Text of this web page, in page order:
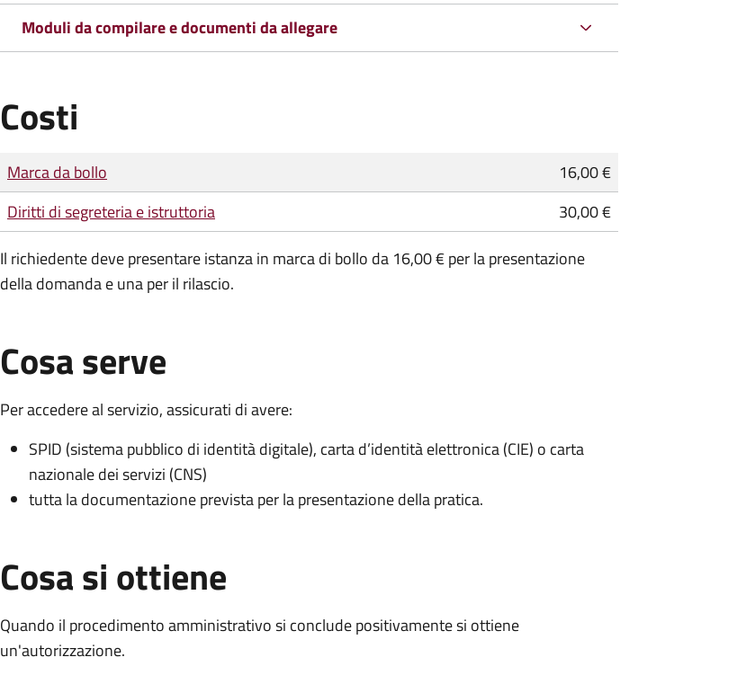
Moduli da compilare e documenti da allegare
Costi
Tipo di pagamento
Importo
Marca da bollo
16,00 €
Diritti di segreteria e istruttoria
30,00 €
Il richiedente deve presentare istanza in marca di bollo da 16,00 € per la presentazione
della domanda e una per il rilascio.
Cosa serve
Per accedere al servizio, assicurati di avere:
SPID (sistema pubblico di identità digitale), carta d’identità elettronica (CIE) o carta
nazionale dei servizi (CNS)
tutta la documentazione prevista per la presentazione della pratica.
Cosa si ottiene
Quando il procedimento amministrativo si conclude positivamente si ottiene
un'autorizzazione.